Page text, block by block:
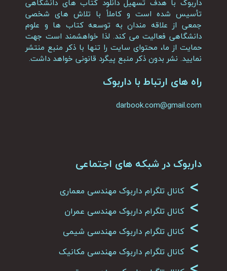
تأسیس شده است و کاملاً با تلاش های شخصی
جمعی از علاقه مندان به توسعه کتاب ها و علوم
دانشگاهی فعالیت می کند. لذا خواهشمند است جهت
حمایت از ما، محتوای سایت را تنها با ذکر منبع منتشر
نمایید. نشر بدون ذکر منبع پیگرد قانونی خواهد داشت.
راه های ارتباط با داربوک
darbook.com@gmail.com
داربوک در شبکه های اجتماعی
> کانال تلگرام داربوک مهندسی معماری
> کانال تلگرام داربوک مهندسی عمران
> کانال تلگرام داربوک مهندسی شیمی
> کانال تلگرام داربوک مهندسی مکانیک